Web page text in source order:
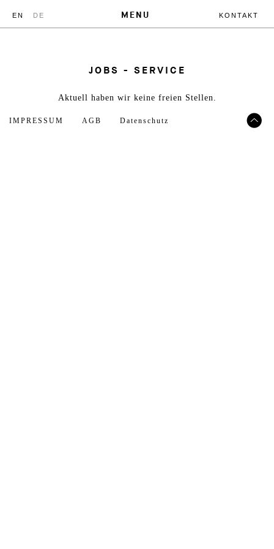
EN DE MENU KONTAKT
JOBS - SERVICE
Aktuell haben wir keine freien Stellen.
IMPRESSUM AGB Datenschutz